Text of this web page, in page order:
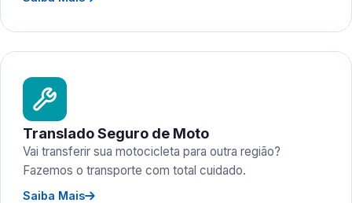
Translado Seguro de Moto
Vai transferir sua motocicleta para outra região?
Fazemos o transporte com total cuidado.
Saiba Mais